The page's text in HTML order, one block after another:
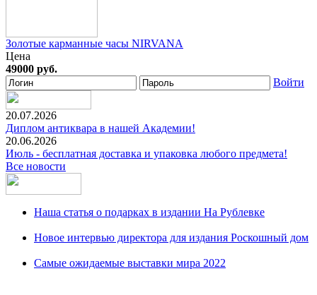
Золотые карманные часы NIRVANA
Цена
49000 руб.
Войти
20.07.2026
Диплом антиквара в нашей Академии!
20.06.2026
Июль - бесплатная доставка и упаковка любого предмета!
Все новости
Наша статья о подарках в издании На Рублевке
Новое интервью директора для издания Роскошный дом
Самые ожидаемые выставки мира 2022